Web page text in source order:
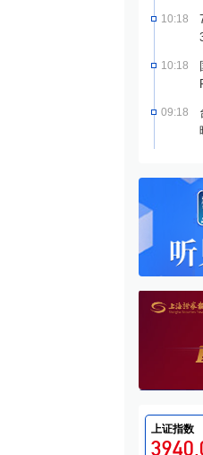
10:18
10:18
09:18
上证指数